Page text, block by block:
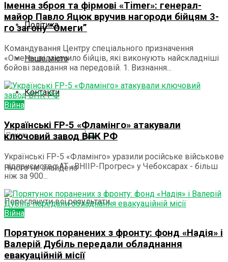
Політика
Наше місто
Контакти
Нічого не знайдено
Переглянути всі результати
Іменна зброя та фірмові «Timer»: генерал-
майор Павло Яцюк вручив нагороди бійцям 3-
го загону “Омеги”
Командування Центру спеціального призначення
«Омега» відзначило бійців, які виконують найскладніші
бойові завдання на передовій. 1. Визнання...
Війна
Українські FP-5 «Фламінго» атакували
ключовий завод ВПК РФ
Українські FP-5 «Фламінго» уразили російське військове
підприємство АТ «ВНІІР-Прогрес» у Чебоксарах - більш
ніж за 900...
Війна
Порятунок поранених з фронту: фонд «Надія» і
Валерій Дубіль передали обладнання
евакуаційній місії